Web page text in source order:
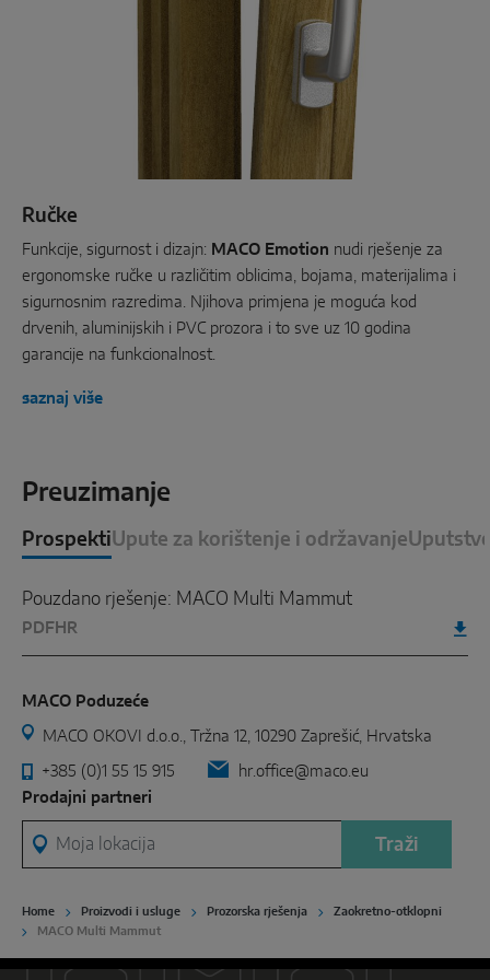
Ručke
Funkcije, sigurnost i dizajn: MACO Emotion nudi rješenje za
ergonomske ručke u različitim oblicima, bojama, materijalima i
sigurnosnim razredima. Njihova primjena je moguća kod
drvenih, aluminijskih i PVC prozora i to sve uz 10 godina
garancije na funkcionalnost.
saznaj više
Preuzimanje
ProspektiUpute za korištenje i održavanje
Pouzdano rješenje: MACO Multi Mammut
PDF HR
MACO Poduzeće
MACO OKOVI d.o.o., Tržna 12, 10290 Zaprešić, Hrvatska
+385 (0)1 55 15 915
hr.office@maco.eu
Prodajni partneri
Moja lokacija
Traži
Home Proizvodi i usluge Prozorska rješenja
Zaokretno-otklopni
MACO Multi Mammut